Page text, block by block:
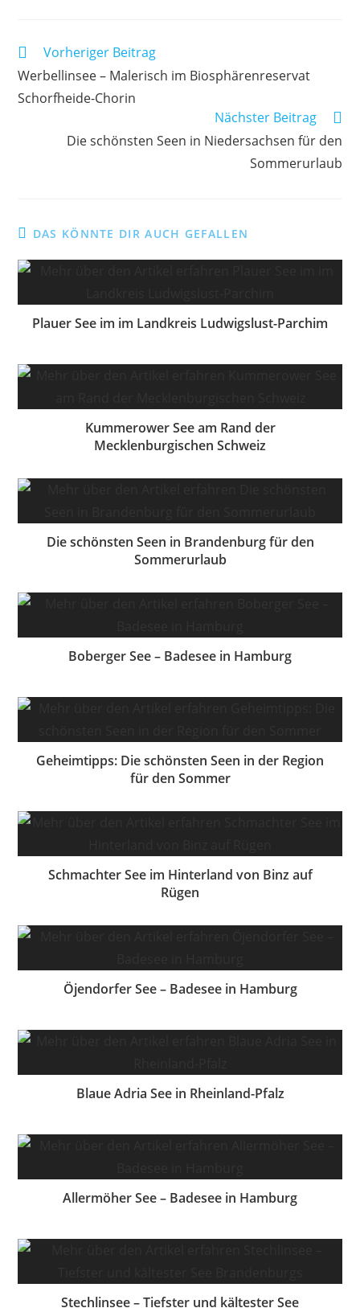
Weitere
ansehen
Vorheriger Beitrag
Werbellinsee – Malerisch im Biosphärenreservat
Schorfheide-Chorin
Nächster Beitrag
Die schönsten Seen in Niedersachsen für den
Sommerurlaub
DAS KÖNNTE DIR AUCH GEFALLEN
Plauer See im im Landkreis Ludwigslust-Parchim
Kummerower See am Rand der
Mecklenburgischen Schweiz
Die schönsten Seen in Brandenburg für den
Sommerurlaub
Boberger See – Badesee in Hamburg
Geheimtipps: Die schönsten Seen in der Region
für den Sommer
Schmachter See im Hinterland von Binz auf
Rügen
Öjendorfer See – Badesee in Hamburg
Blaue Adria See in Rheinland-Pfalz
Allermöher See – Badesee in Hamburg
Stechlinsee – Tiefster und kältester See